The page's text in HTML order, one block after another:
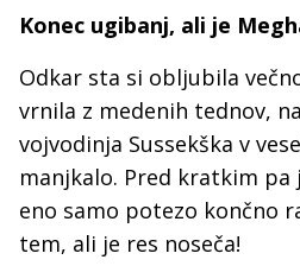
Konec ugibanj, ali je
Odkar sta si obljubila
vrnila z medenih tednov,
vojvodinja Sussekška v
manjkalo. Pred kratkim pa
eno samo potezo končno
tem, ali je res noseča!